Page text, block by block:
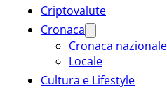
Criptovalute
Cronaca
Cronaca nazionale
Locale
Cultura e Lifestyle